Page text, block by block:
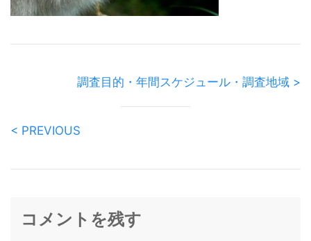
調査目的・年間スケジュール・調査地域 >
< PREVIOUS
コメントを残す